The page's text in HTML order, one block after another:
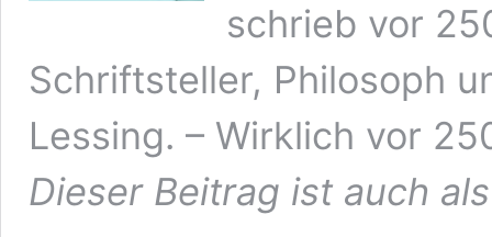
schrieb vor
Schriftsteller, Philosoph
Lessing. – Wirklich vor
Dieser Beitrag ist auch